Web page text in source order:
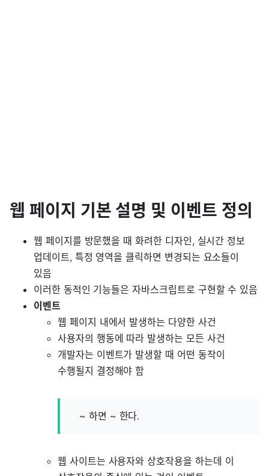
웹 페이지 기본 설명 및 이벤트 정의
웹 페이지를 방문했을 때 화려한 디자인, 실시간 정보
업데이트, 특정 영역을 클릭하면 변경되는 요소들이
있음
이러한 동적인 기능들은 자바스크립트로 구현할 수 있음
이벤트
웹 페이지 내에서 발생하는 다양한 사건
사용자의 행동에 따라 발생하는 모든 사건
개발자는 이벤트가 발생할 때 어떤 동작이
수행될지 결정해야 함
~ 하면 ~ 한다.
웹 사이트는 사용자와 상호작용을 하는데 이